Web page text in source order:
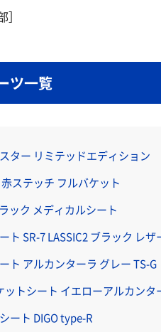
ツ一覧
ター リミテッドエディション
赤ステッチ フルバケット
ック メディカルシート
ト SR-7 LASSIC2 ブラック レザ
ト アルカンターラ グレー TS-G
ットシート イエローアルカンタ
ート DIGO type-R